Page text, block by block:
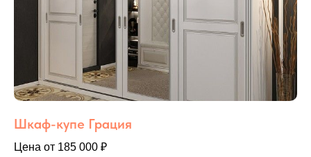
Шкаф-купе Грация
Цена от 185 000 ₽